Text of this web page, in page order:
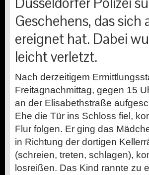
Geschehens, das
ereignet hat. Dabei
leicht verletzt.
Nach derzeitigem
Freitagnachmittag, gegen 15
an der Elisabethstraße
Ehe die Tür ins Schloss fiel,
Flur folgen. Er ging das
in Richtung der dortigen
(schreien, treten, schlagen),
losreißen. Das Kind rannte zu